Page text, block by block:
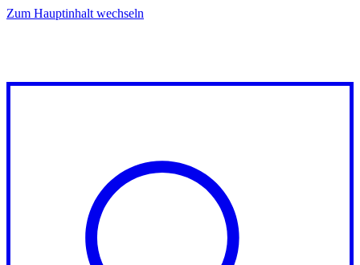
Zum Hauptinhalt wechseln